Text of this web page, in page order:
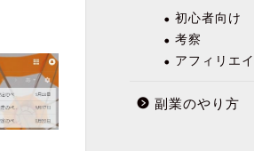
初心者向け
考察
アフィリエ
副業のやり方